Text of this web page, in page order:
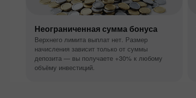
Неограниченная сумма бонуса
Верхнего лимита выплат нет. Размер
начисления зависит только от суммы
депозита — вы получаете +30% к любому
объёму инвестиций.